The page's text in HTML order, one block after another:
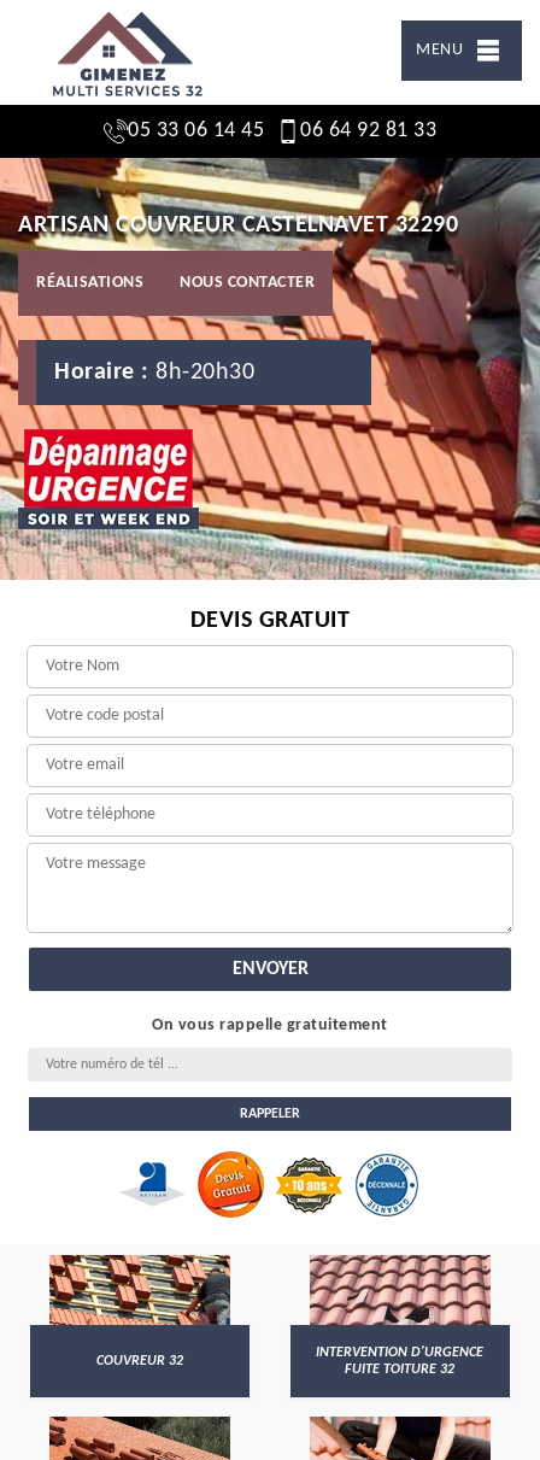
MENU
05 33 06 14 45 06 64 92 81 33
ARTISAN COUVREUR CASTELNAVET 32290
RÉALISATIONS NOUS CONTACTER
Horaire : 8h-20h30
DEVIS GRATUIT
On vous rappelle gratuitement
COUVREUR 32
INTERVENTION D'URGENCE
FUITE TOITURE 32